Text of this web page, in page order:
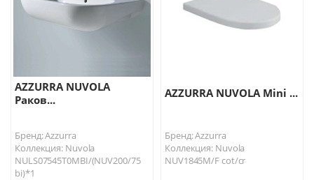
AZZURRA NUVOLA
Раков...
Бренд: Azzurra
Коллекция: Nuvola
NULS07545T0MBI/(NUV200/75
bi)*1
AZZURRA NUVOLA Mini ...
Бренд: Azzurra
Коллекция: Nuvola
NUV1845M/F cot/cr